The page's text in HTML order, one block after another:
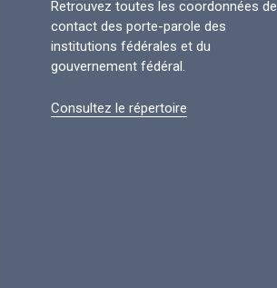
Retrouvez toutes les coordonnées de
contact des porte-parole des
institutions fédérales et du
gouvernement fédéral.
Consultez le répertoire